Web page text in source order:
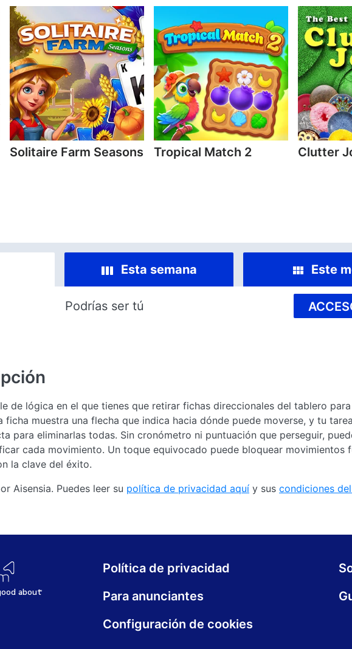
Solitaire Farm Seasons Tropical Match 2 Clutter
Esta semana Este
Podrías ser tú
de lógica en el que tienes que retirar fichas direccionales del tablero
ficha muestra una flecha que indica hacia dónde puede moverse, y tu
para eliminarlas todas. Sin cronómetro ni puntuación que perseguir,
cada movimiento. Un toque equivocado puede bloquear movimientos
la clave del éxito.
Aisensia. Puedes leer su política de privacidad aquí y sus condiciones
about
Política de privacidad
Para anunciantes
Configuración de cookies